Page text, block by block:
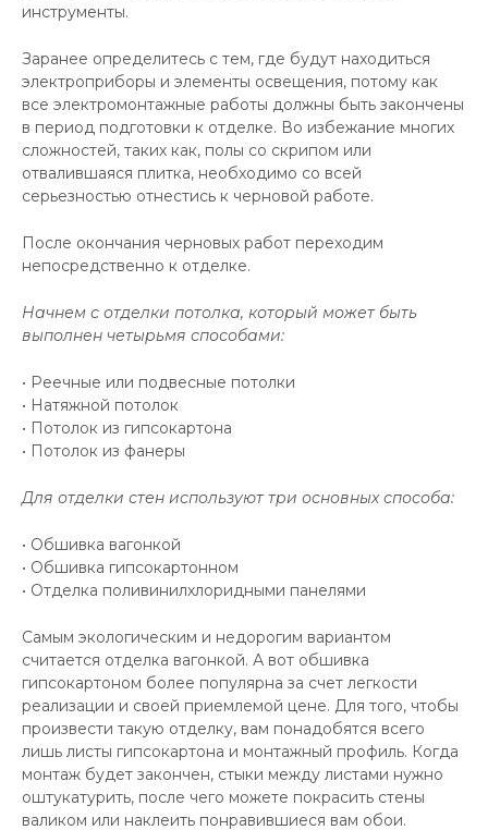
инструменты.
Заранее определитесь с тем, где будут находиться
электроприборы и элементы освещения, потому как
все электромонтажные работы должны быть закончены
в период подготовки к отделке. Во избежание многих
сложностей, таких как, полы со скрипом или
отвалившаяся плитка, необходимо со всей
серьезностью отнестись к черновой работе.
После окончания черновых работ переходим
непосредственно к отделке.
Начнем с отделки потолка, который может быть
выполнен четырьмя способами:
• Реечные или подвесные потолки
• Натяжной потолок
• Потолок из гипсокартона
• Потолок из фанеры
Для отделки стен используют три основных способа:
• Обшивка вагонкой
• Обшивка гипсокартонном
• Отделка поливинилхлоридными панелями
Самым экологическим и недорогим вариантом
считается отделка вагонкой. А вот обшивка
гипсокартоном более популярна за счет легкости
реализации и своей приемлемой цене. Для того, чтобы
произвести такую отделку, вам понадобятся всего
лишь листы гипсокартона и монтажный профиль. Когда
монтаж будет закончен, стыки между листами нужно
оштукатурить, после чего можете покрасить стены
валиком или наклеить понравившиеся вам обои.